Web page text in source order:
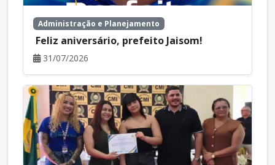
Administração e Planejamento
Feliz aniversário, prefeito Jaisom!
31/07/2026